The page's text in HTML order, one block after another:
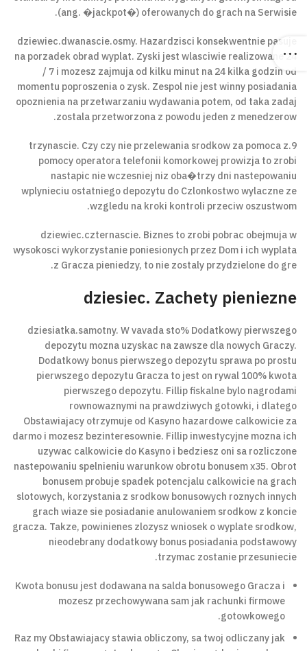
(ang. �jackpot�) oferowanych do grach na Serwisie.
dziewiec.dwanascie.osmy. Hazardzisci konsekwentnie pasuje
na porzadek obrad wyplat. Zyski jest wlasciwie realizowane 24
/ 7 i mozesz zajmuja od kilku minut na 24 kilka godzin od
momentu poproszenia o zysk. Zespol nie jest winny posiadania
opoznienia na przetwarzaniu wydawania potem, od taka zadaj
zostala przetworzona z powodu jeden z menedzerow.
9.trzynascie. Czy czy nie przelewania srodkow za pomoca z
pomocy operatora telefonii komorkowej prowizja to zrobi
nastapic nie wczesniej niz oba�trzy dni nastepowaniu
wplynieciu ostatniego depozytu do Czlonkostwo wylaczne ze
wzgledu na kroki kontroli przeciw oszustwom.
dziewiec.czternascie. Biznes to zrobi pobrac obejmuja w
wysokosci wykorzystanie poniesionych przez Dom i ich wyplata
z Gracza pieniedzy, to nie zostaly przydzielone do gre.
dziesiec. Zachety pieniezne
dziesiatka.samotny. W vavada sto% Dodatkowy pierwszego
depozytu mozna uzyskac na zawsze dla nowych Graczy.
Dodatkowy bonus pierwszego depozytu sprawa po prostu
pierwszego depozytu Gracza to jest on rywal 100% kwota
pierwszego depozytu. Fillip fiskalne bylo nagrodami
rownowaznymi na prawdziwych gotowki, i dlatego
Obstawiajacy otrzymuje od Kasyno hazardowe calkowicie za
darmo i mozesz bezinteresownie. Fillip inwestycyjne mozna ich
uzywac calkowicie do Kasyno i bedziesz oni sa rozliczone
nastepowaniu spelnieniu warunkow obrotu bonusem x35. Obrot
bonusem probuje spadek potencjalu calkowicie na grach
slotowych, korzystania z srodkow bonusowych roznych innych
grach wiaze sie posiadanie anulowaniem srodkow z koncie
gracza. Takze, powinienes zlozysz wniosek o wyplate srodkow,
nieodebrany dodatkowy bonus posiadania podstawowy
trzymac zostanie przesuniecie.
Kwota bonusu jest dodawana na salda bonusowego Gracza i
mozesz przechowywana sam jak rachunki firmowe
gotowkowego.
Raz my Obstawiajacy stawia obliczony, sa twoj odliczany jak